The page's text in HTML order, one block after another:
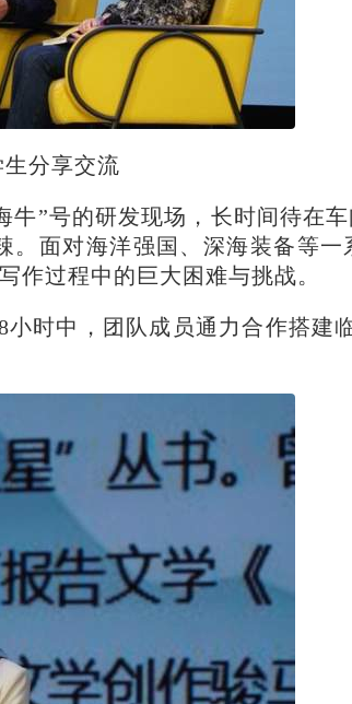
分享交流
”号的研发现场，长时间待在
面对海洋强国、深海装备等
作过程中的巨大困难与挑战。
时中，团队成员通力合作搭建